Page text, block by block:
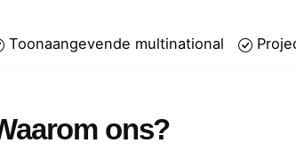
Toonaangevende multinational
ons?